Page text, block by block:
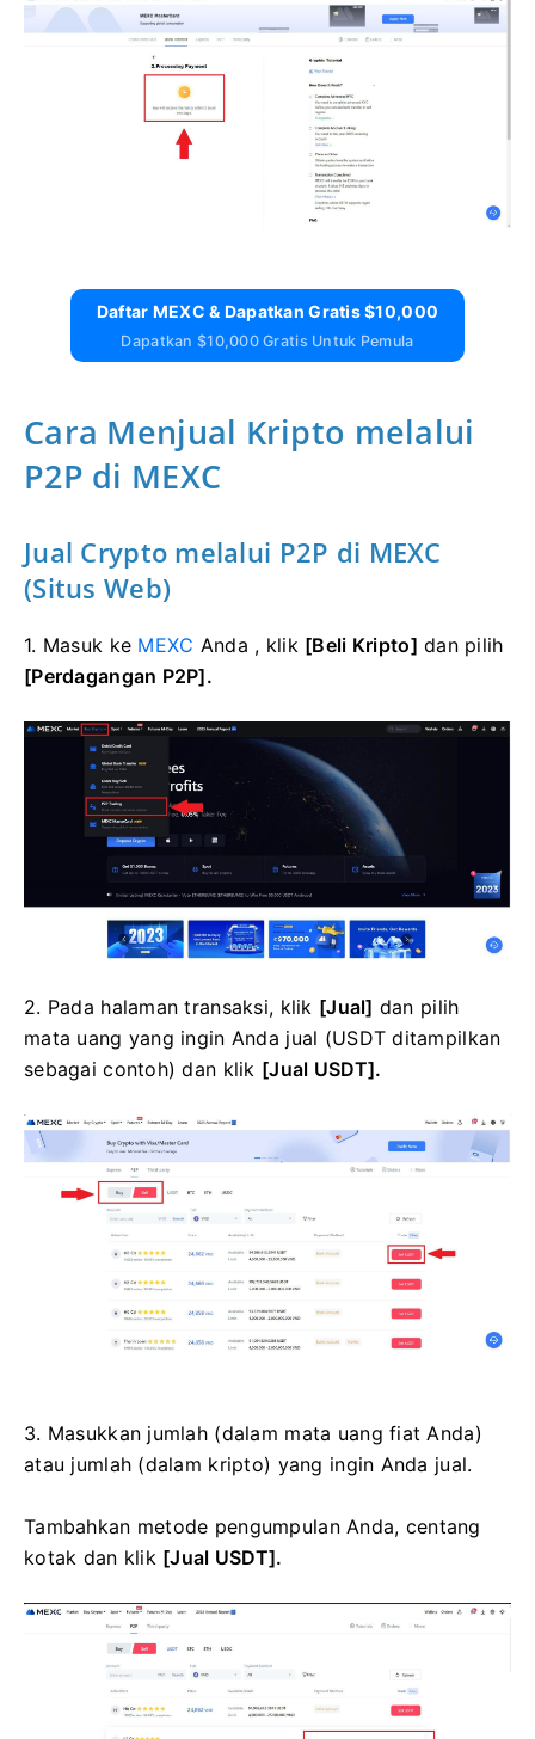
Daftar MEXC & Dapatkan Gratis $10,000
Dapatkan $10,000 Gratis Untuk Pemula
Cara Menjual Kripto melalui
P2P di MEXC
Jual Crypto melalui P2P di MEXC
(Situs Web)
1. Masuk ke MEXC Anda , klik [Beli Kripto] dan pilih
[Perdagangan P2P].
2. Pada halaman transaksi, klik [Jual] dan pilih
mata uang yang ingin Anda jual (USDT ditampilkan
sebagai contoh) dan klik [Jual USDT].
3. Masukkan jumlah (dalam mata uang fiat Anda)
atau jumlah (dalam kripto) yang ingin Anda jual.
Tambahkan metode pengumpulan Anda, centang
kotak dan klik [Jual USDT].